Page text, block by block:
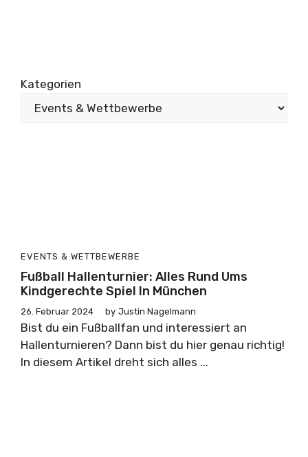
Kategorien
EVENTS & WETTBEWERBE
Fußball Hallenturnier: Alles Rund Ums
Kindgerechte Spiel In München
26. Februar 2024 by Justin Nagelmann
Bist du ein Fußballfan und interessiert an
Hallenturnieren? Dann bist du hier genau richtig!
In diesem Artikel dreht sich alles ...